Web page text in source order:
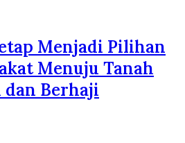
Menjadi Pilihan
Menuju Tanah
dan Berhaji